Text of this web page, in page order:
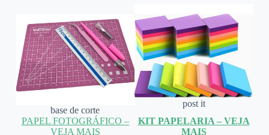
base de corte
post it
PAPEL FOTOGRÁFICO –
VEJA MAIS
KIT PAPELARIA – VEJA
MAIS